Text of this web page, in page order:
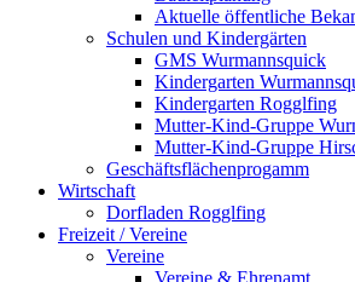
Aktuelle öffentliche
Schulen und Kindergärten
GMS Wurmannsquick
Kindergarten
Kindergarten Rogglfing
Mutter-Kind-Gruppe
Mutter-Kind-Gruppe
Geschäftsflächenprogamm
Wirtschaft
Dorfladen Rogglfing
Freizeit / Vereine
Vereine